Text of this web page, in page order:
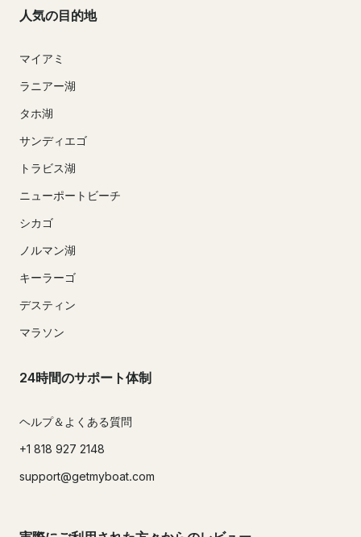
人気の目的地
マイアミ
ラニアー湖
タホ湖
サンディエゴ
トラビス湖
ニューポートビーチ
シカゴ
ノルマン湖
キーラーゴ
デスティン
マラソン
24時間のサポート体制
ヘルプ＆よくある質問
+1 818 927 2148
support@getmyboat.com